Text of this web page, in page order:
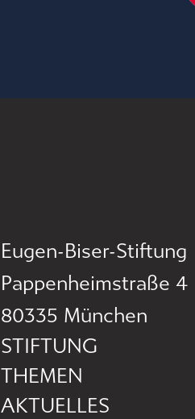
Eugen-Biser-Stiftung
Pappenheimstraße 4
80335 München
STIFTUNG
THEMEN
AKTUELLES